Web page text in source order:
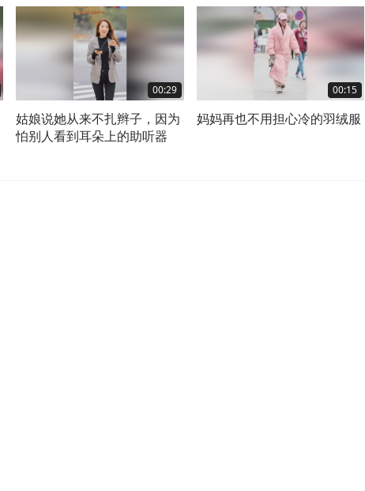
00:29
姑娘说她从来不扎辫子，因为
怕别人看到耳朵上的助听器
00:15
妈妈再也不用担心冷的羽绒服